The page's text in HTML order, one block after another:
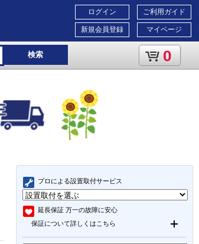
ご利用ガイド
マイページ
ログイン
新規会員登録
検索 0
プロによる設置取付サービス
延長保証 万一の故障に安心
保証について詳しくはこちら